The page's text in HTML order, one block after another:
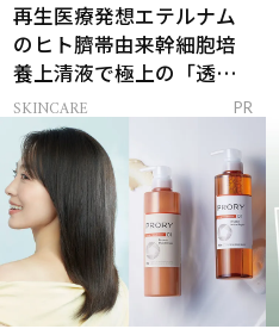
再生医療発想エテルナム
のヒト臍帯由来幹細胞培
養上清液で極上の「透明
感ハリ肌」へ
SKINCARE PR